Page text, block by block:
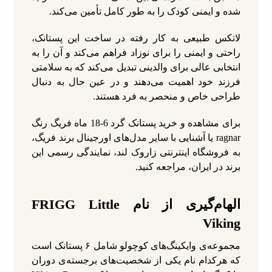
شده و ایمنی کودک را به طور کامل تأمین می‌کند.
لاتکس طبیعی به کار رفته در ساخت این پستانک،
راحتی و ایمنی را برای نوزاد فراهم می‌کند و آن را به
انتخابی عالی برای والدینی تبدیل می‌کند که به سلامتی
فرزند خود اهمیت می‌دهند و در عین حال به دنبال
طراحی خاص و منحصر به فرد هستند.
برای مشاهده و خرید پستانک گرد 6-18 ماه فریگ رنگ
ragnar یا آشنایی با سایر مدل‌های اورجینال برند فریگ،
به فروشگاه اینترنتی زاروک لند، نمایندگی رسمی این
برند در ایران، مراجعه کنید.
الهام‌گیری از نام FRIGG Little
Viking
مجموعه‌ی وایکینگ‌های کوچولو شامل ۶ پستانک است
که هرکدام نام یکی از شخصیت‌های برجسته‌ی دوران